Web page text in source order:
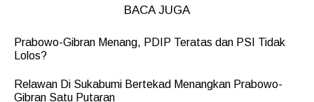
BACA JUGA
Prabowo-Gibran Menang, PDIP Teratas dan PSI Tidak
Lolos?
Relawan Di Sukabumi Bertekad Menangkan Prabowo-
Gibran Satu Putaran